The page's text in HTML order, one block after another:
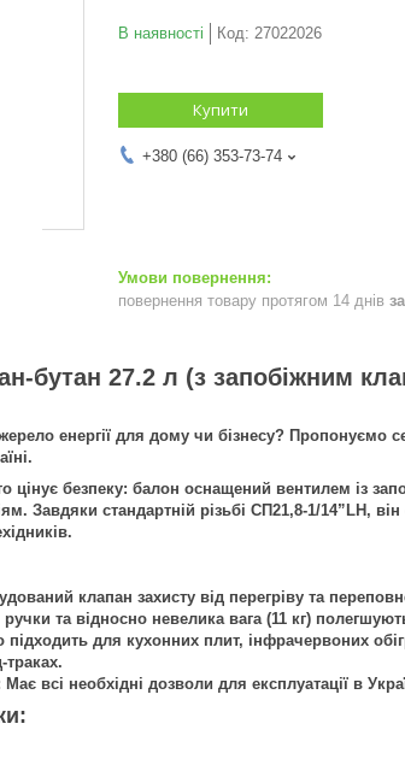
В наявності Код: 27022026
Купити
+380 (66) 353-73-74
повернення товару протягом 14 днів
бутан 27.2 л (з запобіжним
енергії для дому чи бізнесу? Пропонуємо
цінує безпеку: балон оснащений вентилем із
Завдяки стандартній різьбі СП21,8-1/14”LH ,
клапан захисту від перегріву та
ручки та відносно невелика вага (11 кг)
підходить для кухонних плит, інфрачервоних
Має всі необхідні дозволи для експлуатації в